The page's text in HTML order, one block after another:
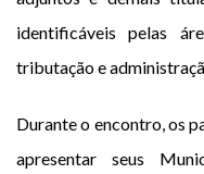
identificáveis pelas
tributação e
Durante o encontro, os
apresentar seus